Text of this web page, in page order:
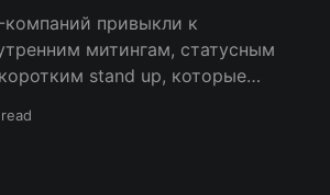
привыкли к
митингам, статусным
stand up, которые
работу всех членов команды.